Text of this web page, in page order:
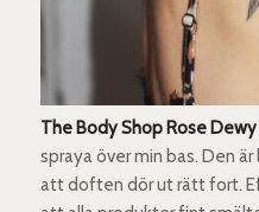
The Body Shop Rose Dewy
spraya över min bas. Den
att doften dör ut rätt fort.